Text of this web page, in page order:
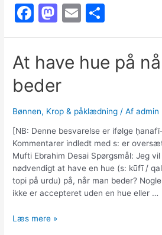
bidʻah
at
Mubārak?
F
a
c
e
b
o
o
k
M
a
o
d
o
n
E
m
ai
l
h
e
At have hue på
beder
Bønnen, Krop & påklædning / Afadmin
[NB: Denne besvarelse er ifølge
Kommentarer indledt med s: er
Mufti Ebrahim Desai Spørgsmål: Jeg
nødvendigt at have en hue (s: kūfī /
topi på urdu) på, når man beder?
ikke er accepteret uden en hue eller …
At
Læs mere »